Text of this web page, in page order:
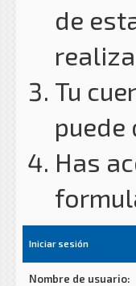
de
Tu
puede
Has
Iniciar sesión
Nombre de usuario: